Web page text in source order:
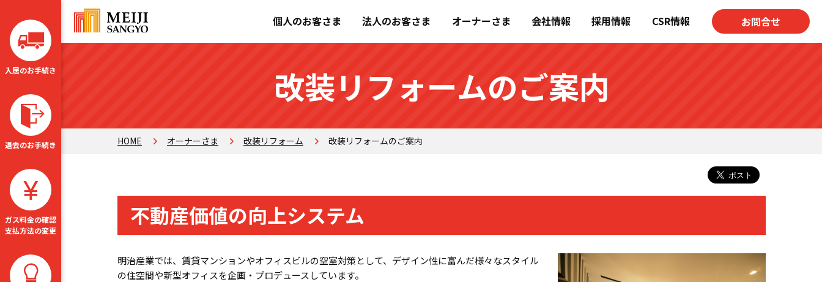
個人のお客さま 法人のお客さま オーナーさま 会社情報 採用情報 CSR情報 お問合せ
入居のお手続き
退去のお手続き
ガス料金の確認
支払方法の変更
改装リフォームのご案内
HOME オーナーさま 改装リフォーム 改装リフォームのご案内
不動産価値の向上システム
明治産業では、賃貸マンションやオフィスビルの空室対策として、デザイン性に富んだ様々なスタイル
の住空間や新型オフィスを企画・プロデュースしています。